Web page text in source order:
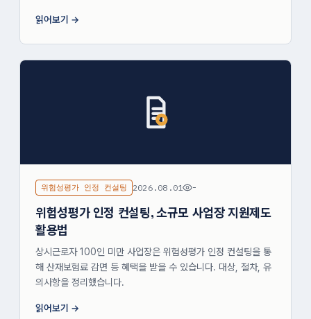
읽어보기
위험성평가 인정 컨설팅 2026.08.01 -
위험성평가 인정 컨설팅, 소규모 사업장 지원제도
활용법
상시근로자 100인 미만 사업장은 위험성평가 인정 컨설팅을 통
해 산재보험료 감면 등 혜택을 받을 수 있습니다. 대상, 절차, 유
의사항을 정리했습니다.
읽어보기